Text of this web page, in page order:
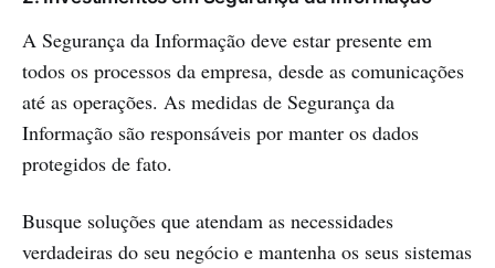
A Segurança da Informação deve estar presente em
todos os processos da empresa, desde as comunicações
até as operações. As medidas de Segurança da
Informação são responsáveis por manter os dados
protegidos de fato.
Busque soluções que atendam as necessidades
verdadeiras do seu negócio e mantenha os seus sistemas